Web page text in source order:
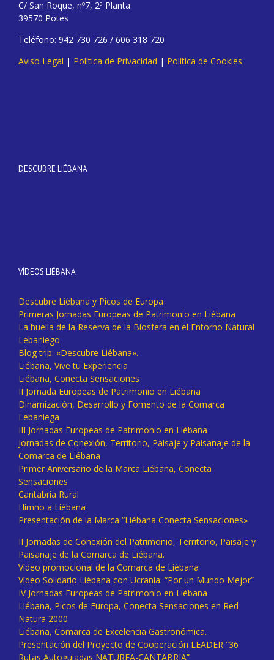
C/ San Roque, nº7, 2ª Planta
39570 Potes
Teléfono: 942 730 726 / 606 318 720
Aviso Legal | Política de Privacidad | Política de Cookies
DESCUBRE LIÉBANA
VÍDEOS LIÉBANA
Descubre Liébana y Picos de Europa
Primeras Jornadas Europeas de Patrimonio en Liébana
La huella de la Reserva de la Biosfera en el Entorno Natural
Lebaniego
Blog trip: «Descubre Liébana».
Liébana, Vive tu Experiencia
Liébana, Conecta Sensaciones
II Jornada Europeas de Patrimonio en Liébana
Dinamización, Desarrollo y Fomento de la Comarca
Lebaniega
III Jornadas Europeas de Patrimonio en Liébana
Jornadas de Conexión, Territorio, Paisaje y Paisanaje de la
Comarca de Liébana
Primer Aniversario de la Marca Liébana, Conecta
Sensaciones
Cantabria Rural
Himno a Liébana
Presentación de la Marca “Liébana Conecta Sensaciones»
II Jornadas de Conexión del Patrimonio, Territorio, Paisaje y
Paisanaje de la Comarca de Liébana.
Vídeo promocional de la Comarca de Liébana
Vídeo Solidario Liébana con Ucrania: “Por un Mundo Mejor”
IV Jornadas Europeas de Patrimonio en Liébana
Liébana, Picos de Europa, Conecta Sensaciones en Red
Natura 2000
Liébana, Comarca de Excelencia Gastronómica.
Presentación del Proyecto de Cooperación LEADER “36
Rutas Autoguiadas NATUREA-CANTABRIA”